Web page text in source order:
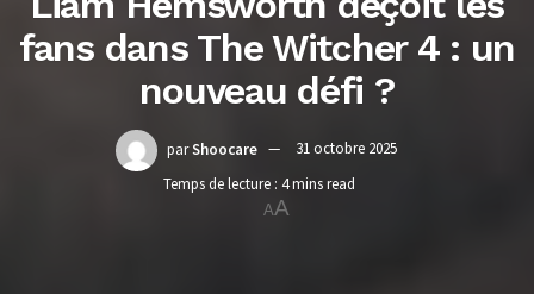
fans dans The Witcher 4 : un
nouveau défi ?
par Shoocare
31 octobre 2025
Temps de lecture : 4 mins read
AA